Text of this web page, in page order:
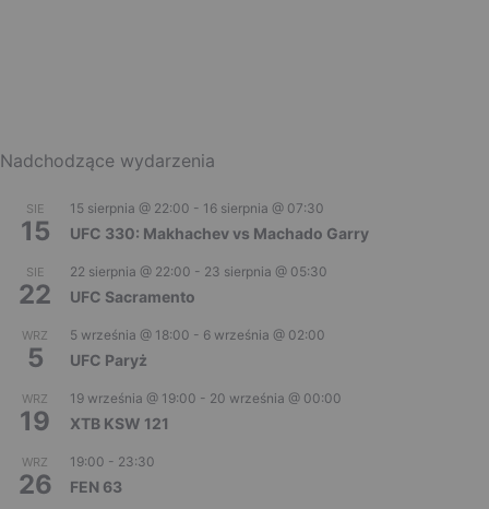
Nadchodzące wydarzenia
SIE
15
15 sierpnia @ 22:00 - 16 sierpnia @ 07:30
UFC 330: Makhachev vs Machado Garry
SIE
22
22 sierpnia @ 22:00 - 23 sierpnia @ 05:30
UFC Sacramento
WRZ
5
5 września @ 18:00 - 6 września @ 02:00
UFC Paryż
WRZ
19
19 września @ 19:00 - 20 września @ 00:00
XTB KSW 121
WRZ
26
19:00 - 23:30
FEN 63